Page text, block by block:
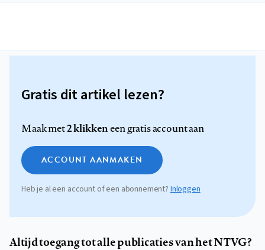
Gratis dit artikel lezen?
Maak met2 klikkeneen gratis account aan
ACCOUNT AANMAKEN
Heb je al een account of een abonnement? Inloggen
Altijd toegang tot alle publicaties van het NTVG?